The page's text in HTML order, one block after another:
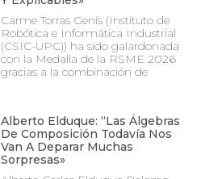
Carme Torras Genís (Instituto de
Robótica e Informática Industrial
(CSIC-UPC)) ha sido galardonada
con la Medalla de la RSME 2026
gracias a la combinación de
Alberto Elduque: “Las Álgebras
De Composición Todavía Nos
Van A Deparar Muchas
Sorpresas»